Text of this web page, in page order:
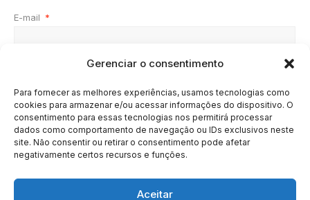
Gerenciar o consentimento
Para fornecer as melhores experiências, usamos tecnologias como
cookies para armazenar e/ou acessar informações do dispositivo. O
consentimento para essas tecnologias nos permitirá processar
dados como comportamento de navegação ou IDs exclusivos neste
site. Não consentir ou retirar o consentimento pode afetar
negativamente certos recursos e funções.
Aceitar
E-mail *